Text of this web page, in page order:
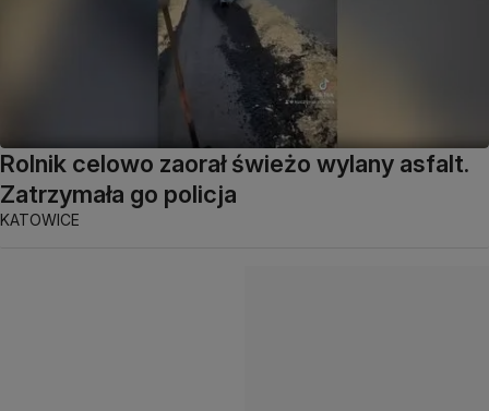
Rolnik celowo zaorał świeżo wylany asfalt.
Zatrzymała go policja
KATOWICE